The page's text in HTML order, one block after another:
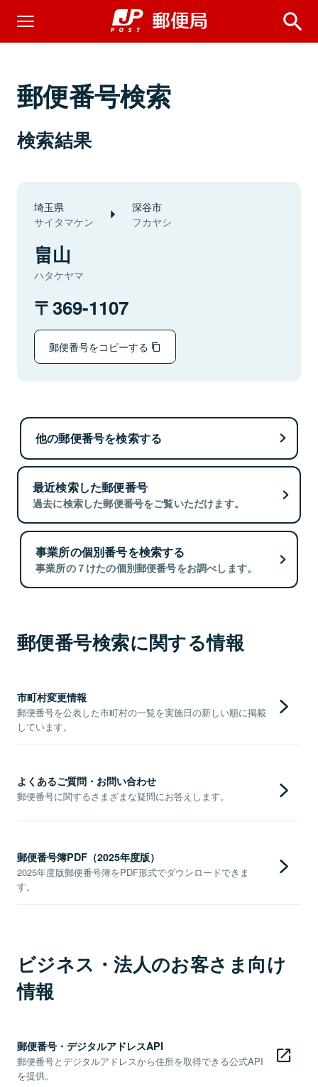
郵便番号検索
検索結果
埼玉県
サイタマケン
深谷市
フカヤシ
畠山
ハタケヤマ
369-1107
郵便番号をコピーする
他の郵便番号を検索する
最近検索した郵便番号
過去に検索した郵便番号をご覧いただけます。
事業所の個別番号を検索する
事業所の７けたの個別郵便番号をお調べします。
郵便番号検索に関する情報
市町村変更情報
郵便番号を公表した市町村の一覧を実施日の新しい順に掲載
しています。
よくあるご質問・お問い合わせ
郵便番号に関するさまざまな疑問にお答えします。
郵便番号簿PDF（2025年度版）
2025年度版郵便番号簿をPDF形式でダウンロードできま
す。
ビジネス・法人のお客さま向け
情報
郵便番号・デジタルアドレスAPI
郵便番号とデジタルアドレスから住所を取得できる公式API
を提供。